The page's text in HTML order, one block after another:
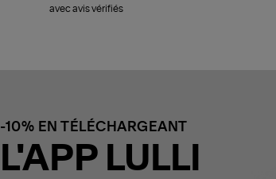
avec avis vérifiés
-10% EN TÉLÉCHARGEANT
L'APP LULLI